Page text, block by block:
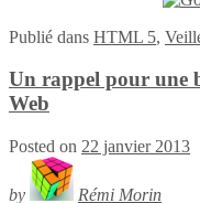
Publié dans HTML 5,
Un rappel pour une
Web
Posted on 22 janvier 2013
by Rémi Morin